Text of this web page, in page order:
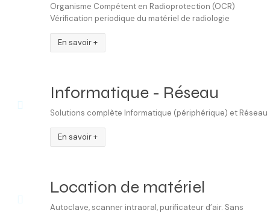
Organisme Compétent en Radioprotection (OCR)
Vérification periodique du matériel de radiologie
En savoir +
Informatique - Réseau
Solutions complète Informatique (périphérique) et Réseau
En savoir +
Location de matériel
Autoclave, scanner intraoral, purificateur d’air. Sans